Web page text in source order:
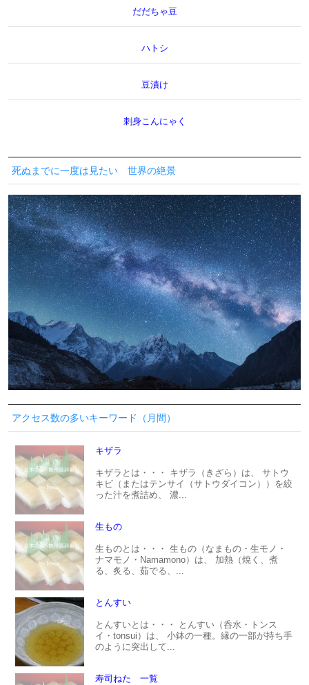
だだちゃ豆
ハトシ
豆漬け
刺身こんにゃく
死ぬまでに一度は見たい 世界の絶景
アクセス数の多いキーワード（月間）
キザラ
キザラとは・・・ キザラ（きざら）は、 サトウ
キビ（またはテンサイ（サトウダイコン））を絞
った汁を煮詰め、 濃...
生もの
生ものとは・・・ 生もの（なまもの・生モノ・
ナマモノ・Namamono）は、 加熱（焼く、煮
る、炙る、茹でる、...
とんすい
とんすいとは・・・ とんすい（呑水・トンス
イ・tonsui）は、 小鉢の一種。縁の一部が持ち手
のように突出して...
寿司ねた 一覧